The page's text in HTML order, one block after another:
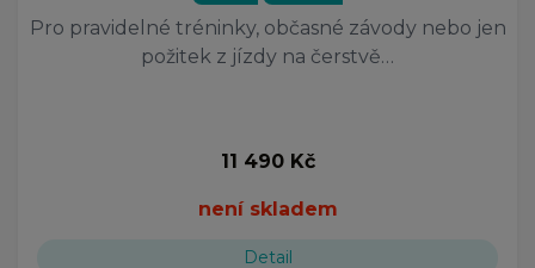
Pro pravidelné tréninky, občasné závody nebo jen
požitek z jízdy na čerstvě…
11 490 Kč
není skladem
Detail